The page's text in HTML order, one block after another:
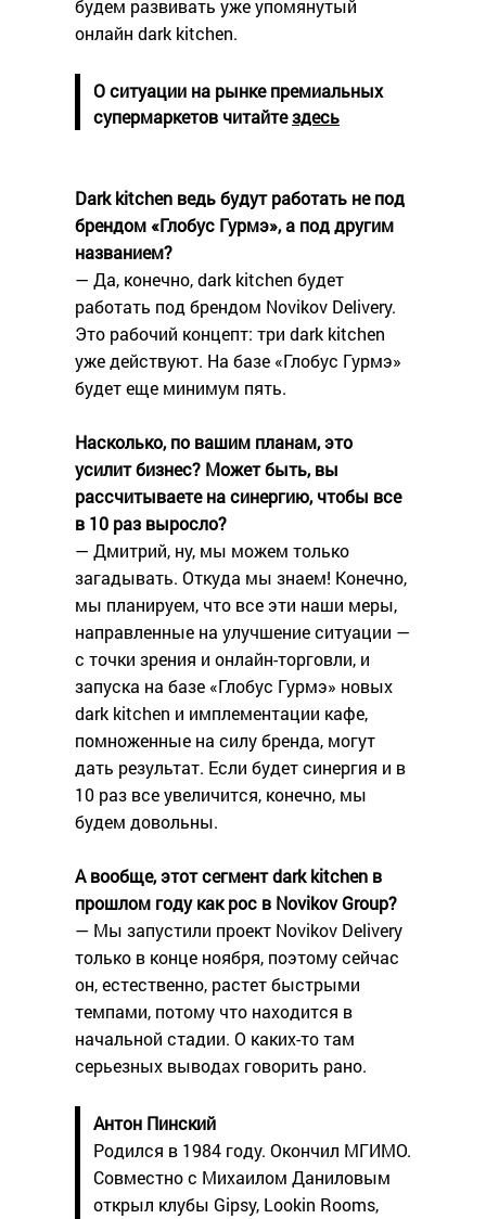
будем развивать уже упомянутый
онлайн dark kitchen.
О ситуации на рынке премиальных
супермаркетов читайтездесь
Dark kitchen ведь будут работать не под
брендом «Глобус Гурмэ», а под другим
названием?
— Да, конечно, dark kitchen будет
работать под брендом Novikov Delivery.
Это рабочий концепт: три dark kitchen
уже действуют. На базе «Глобус Гурмэ»
будет еще минимум пять.
Насколько, по вашим планам, это
усилит бизнес? Может быть, вы
рассчитываете на синергию, чтобы все
в 10 раз выросло?
— Дмитрий, ну, мы можем только
загадывать. Откуда мы знаем! Конечно,
мы планируем, что все эти наши меры,
направленные на улучшение ситуации —
с точки зрения и онлайн-торговли, и
запуска на базе «Глобус Гурмэ» новых
dark kitchen и имплементации кафе,
помноженные на силу бренда, могут
дать результат. Если будет синергия и в
10 раз все увеличится, конечно, мы
будем довольны.
А вообще, этот сегмент dark kitchen в
прошлом году как рос в Novikov Group?
— Мы запустили проект Novikov Delivery
только в конце ноября, поэтому сейчас
он, естественно, растет быстрыми
темпами, потому что находится в
начальной стадии. О каких-то там
серьезных выводах говорить рано.
Антон Пинский
Родился в 1984 году. Окончил МГИМО.
Совместно с Михаилом Даниловым
открыл клубы Gipsy, Lookin Rooms,